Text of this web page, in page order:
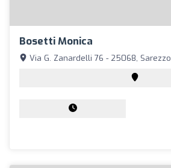
Bosetti Monica
Via G. Zanardelli 76 - 25068, Sarezzo